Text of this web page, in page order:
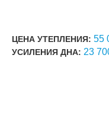
ЦЕНА УТЕПЛЕНИЯ: 55
УСИЛЕНИЯ ДНА: 23